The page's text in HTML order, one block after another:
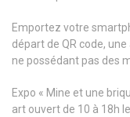
Emportez votre
départ de QR code,
ne possédant pas des
Expo « Mine et une
art ouvert de 10 à 18h